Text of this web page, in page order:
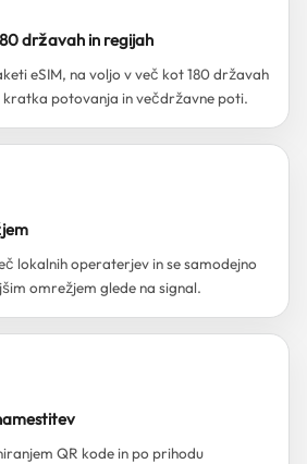
državah in regijah
eSIM, na voljo v več kot 180 državah
potovanja in večdržavne poti.
lokalnih operaterjev in se samodejno
omrežjem glede na signal.
QR kode in po prihodu